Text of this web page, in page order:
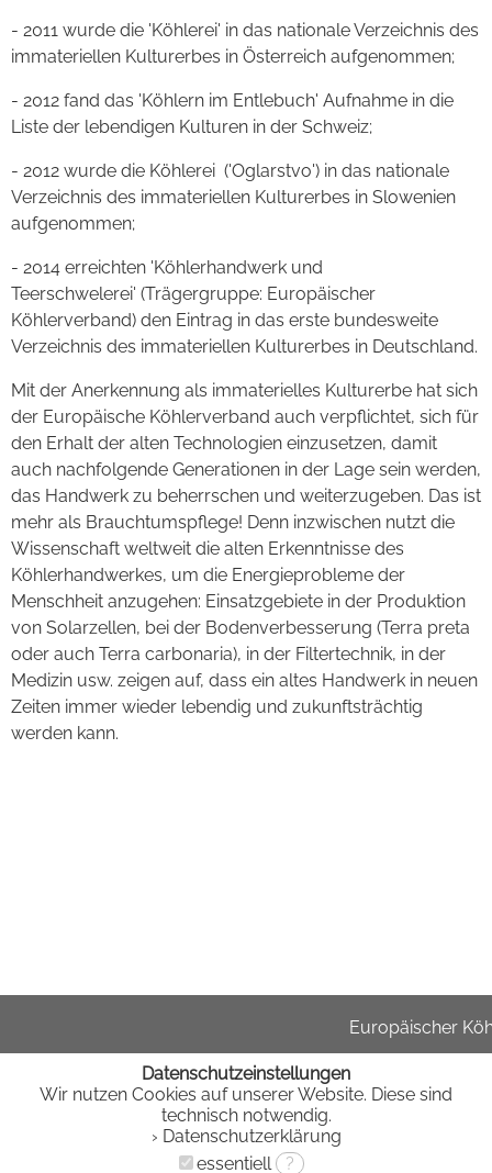
Datenschutzeinstellungen
Wir nutzen Cookies auf unserer Website. Diese sind
technisch notwendig.
› Datenschutzerklärung
essentiell ?
- 2011 wurde die 'Köhlerei' in das nationale Verzeichnis des
immateriellen Kulturerbes in Österreich aufgenommen;
- 2012 fand das 'Köhlern im Entlebuch' Aufnahme in die
Liste der lebendigen Kulturen in der Schweiz;
- 2012 wurde die Köhlerei ('Oglarstvo') in das nationale
Verzeichnis des immateriellen Kulturerbes in Slowenien
aufgenommen;
- 2014 erreichten 'Köhlerhandwerk und
Teerschwelerei' (Trägergruppe: Europäischer
Köhlerverband) den Eintrag in das erste bundesweite
Verzeichnis des immateriellen Kulturerbes in Deutschland.
Mit der Anerkennung als immaterielles Kulturerbe hat sich
der Europäische Köhlerverband auch verpflichtet, sich für
den Erhalt der alten Technologien einzusetzen, damit
auch nachfolgende Generationen in der Lage sein werden,
das Handwerk zu beherrschen und weiterzugeben. Das ist
mehr als Brauchtumspflege! Denn inzwischen nutzt die
Wissenschaft weltweit die alten Erkenntnisse des
Köhlerhandwerkes, um die Energieprobleme der
Menschheit anzugehen: Einsatzgebiete in der Produktion
von Solarzellen, bei der Bodenverbesserung (Terra preta
oder auch Terra carbonaria), in der Filtertechnik, in der
Medizin usw. zeigen auf, dass ein altes Handwerk in neuen
Zeiten immer wieder lebendig und zukunftsträchtig
werden kann.
Europäischer